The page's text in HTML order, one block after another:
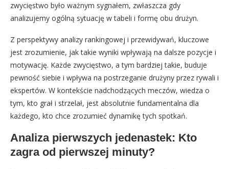
zwycięstwo było ważnym sygnałem, zwłaszcza gdy
analizujemy ogólną sytuację w tabeli i formę obu drużyn.
Z perspektywy analizy rankingowej i przewidywań, kluczowe
jest zrozumienie, jak takie wyniki wpływają na dalsze pozycje i
motywację. Każde zwycięstwo, a tym bardziej takie, buduje
pewność siebie i wpływa na postrzeganie drużyny przez rywali i
ekspertów. W kontekście nadchodzących meczów, wiedza o
tym, kto grał i strzelał, jest absolutnie fundamentalna dla
każdego, kto chce zrozumieć dynamikę tych spotkań.
Analiza pierwszych jedenastek: Kto
zagra od pierwszej minuty?